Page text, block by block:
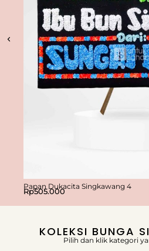
Papan Dukacita Singkawang 4
Rp505.000
KOLEKSI BUNGA
Pilih dan klik kategori